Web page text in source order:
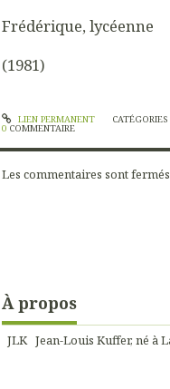
Frédérique, lycéenne
(1981)
LIEN PERMANENT CATÉGORIES
0 COMMENTAIRE
Les commentaires sont
À propos
JLK Jean-Louis Kuffer, né à